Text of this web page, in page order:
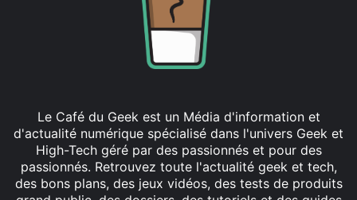
Le Café du Geek est un Média d'information et
d'actualité numérique spécialisé dans l'univers Geek et
High-Tech géré par des passionnés et pour des
passionnés. Retrouvez toute l'actualité geek et tech,
des bons plans, des jeux vidéos, des tests de produits